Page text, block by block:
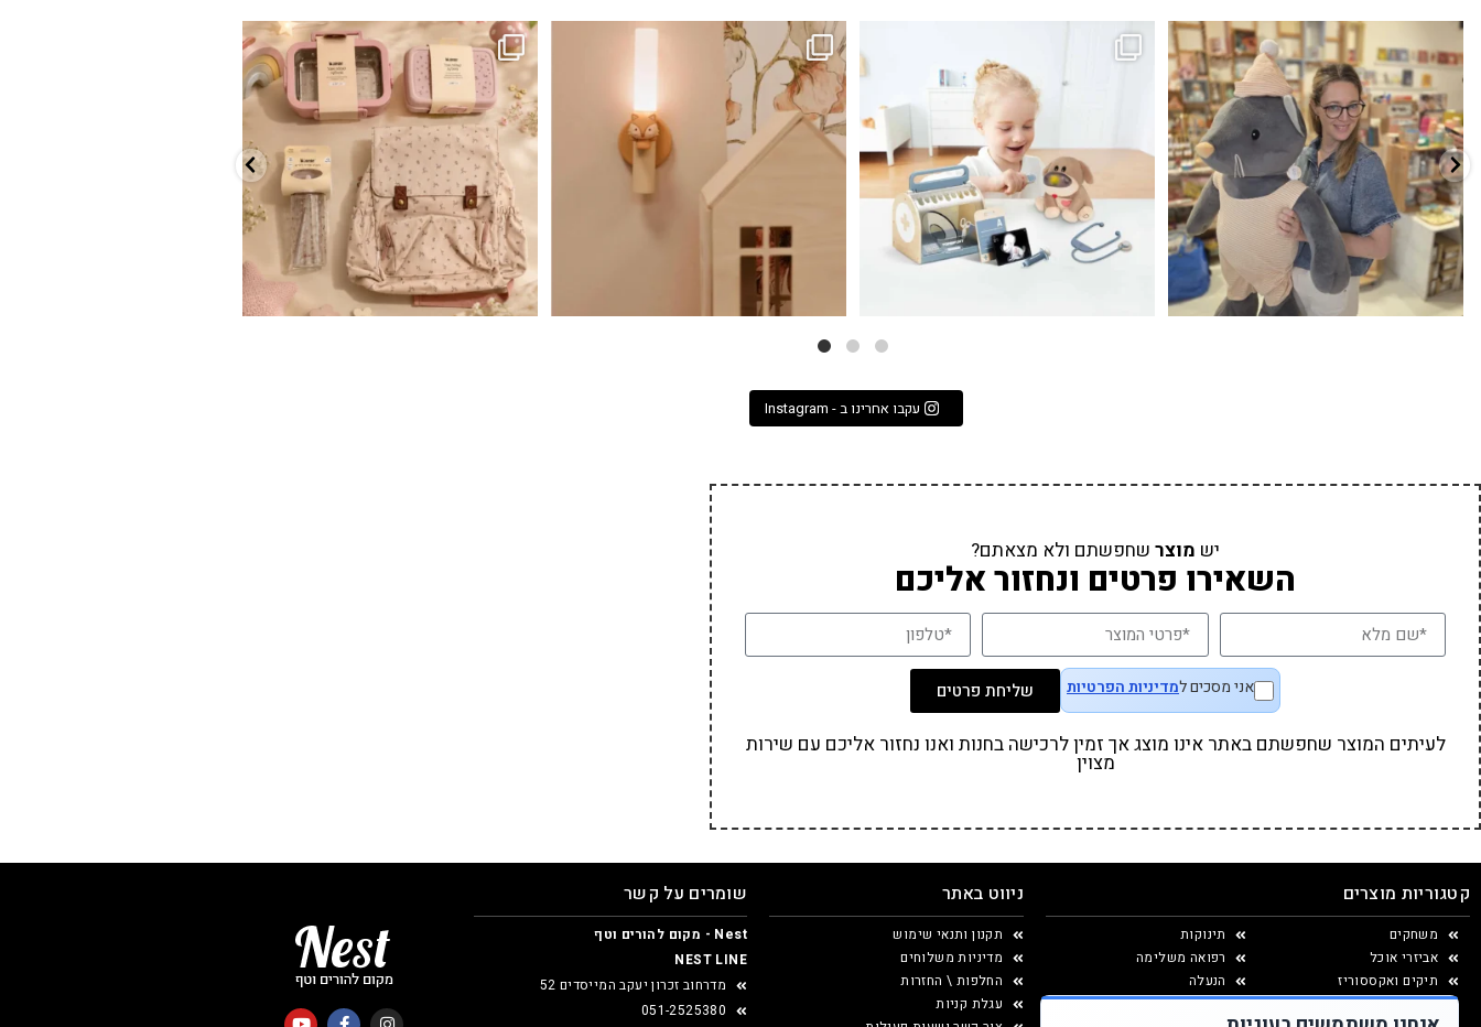
הקולקציה החדשה
9 4
גם פריט עיצובי לחדר, גם מנורת לילה מרגיעה, וגם...
0
7 0
כשפתחתי את החנות חלמתי ליצור מקום שהייתי
שמחה
39 16
עקבו אחרינו ב - Instagram
יש מוצר שחפשתם ולא מצאתם?
השאירו פרטים ונחזור אליכם
אני מסכים למדיניות הפרטיות שליחת פרטים
לעיתים המוצר שחפשתם באתר אינו מוצג אך זמין לרכישה בחנות ואנו נחזור אליכם עם שירות
מצוין
קטגוריות מוצרים
משחקים
אביזרי אוכל
תיקים ואקססוריז
יצירה ומוצרי נייר
תינוקות
רפואה משלימה
הנעלה
ניווט באתר
תקנון ותנאי שימוש
מדיניות משלוחים
החלפות \ החזרות
עגלת קניות
שומרים על קשר
Nest - מקום להורים וטף
NEST LINE
מדרחוב זכרון יעקב המייסדים 52
051-2525380